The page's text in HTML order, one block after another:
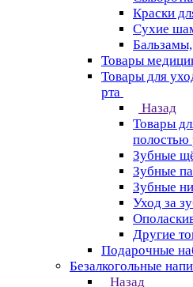
Краски
Сухие
Товары
Товары для
рта
Назад
Товары
полостью
Зубные
Зубные
Зубные
Уход за
Другие
Подарочные
Безалкогольные
Назад